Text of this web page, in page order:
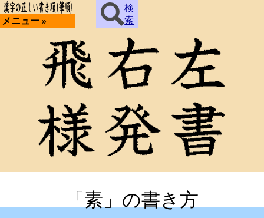
メニュー »
検
索
「素」の書き方